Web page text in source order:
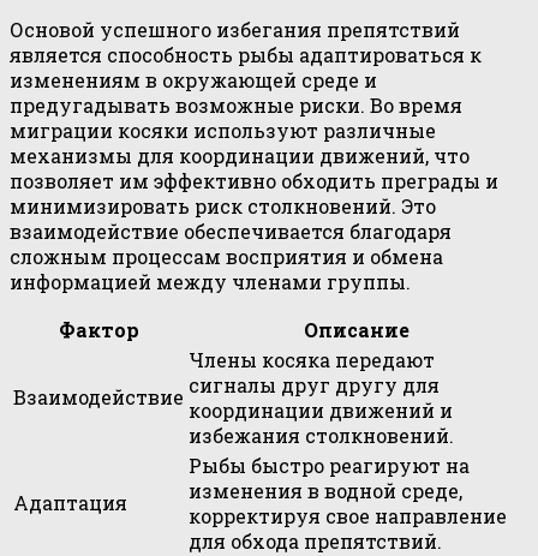
Основой успешного избегания препятствий
является способность рыбы адаптироваться к
изменениям в окружающей среде и
предугадывать возможные риски. Во время
миграции косяки используют различные
механизмы для координации движений, что
позволяет им эффективно обходить преграды и
минимизировать риск столкновений. Это
взаимодействие обеспечивается благодаря
сложным процессам восприятия и обмена
информацией между членами группы.
Фактор
Описание
Взаимодействие
Члены косяка передают
сигналы друг другу для
координации движений и
избежания столкновений.
Адаптация
Рыбы быстро реагируют на
изменения в водной среде,
корректируя свое направление
для обхода препятствий.